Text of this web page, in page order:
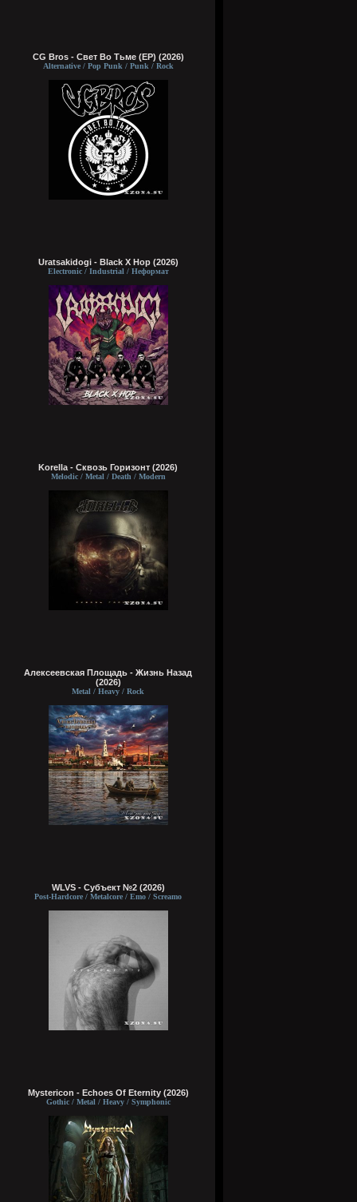
CG Bros - Свет Во Тьме (EP) (2026)
Alternative / Pop Punk / Punk / Rock
Uratsakidogi - Black X Hop (2026)
Electronic / Industrial / Неформат
Korella - Сквозь Горизонт (2026)
Melodic / Metal / Death / Modern
Алексеевская Площадь - Жизнь Назад
(2026)
Metal / Heavy / Rock
WLVS - Субъект №2 (2026)
Post-Hardcore / Metalcore / Emo / Screamo
Mystericon - Echoes Of Eternity (2026)
Gothic / Metal / Heavy / Symphonic